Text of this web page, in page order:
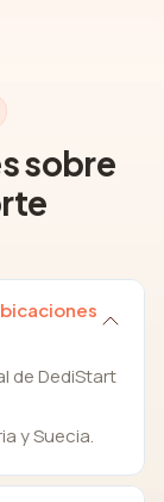
sobre
de DediStart
y Suecia.